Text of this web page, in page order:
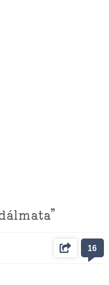
16